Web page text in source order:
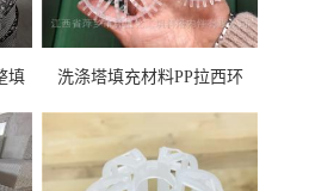
填
洗涤塔填充材料PP拉西环